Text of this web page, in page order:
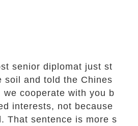
senior diplomat just st
soil and told the Chines
cooperate with you b
interests, not because
That sentence is more s